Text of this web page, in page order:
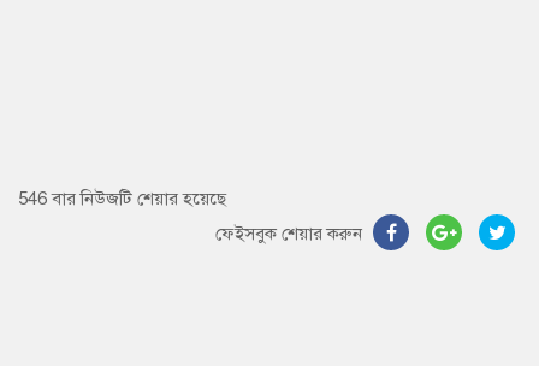
546 বার নিউজটি শেয়ার হয়েছে
ফেইসবুক শেয়ার করুন